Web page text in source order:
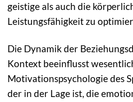
geistige als auch die
Leistungsfähigkeit zu
Die Dynamik der
Kontext beeinflusst
Motivationspsychologie des
der in der Lage ist, die